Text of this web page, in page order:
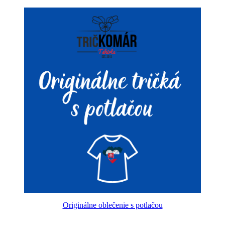
Originálne oblečenie s potlačou